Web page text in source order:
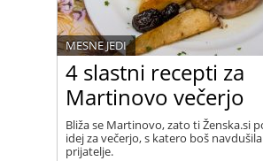
4 slastni recepti za
Martinovo večerjo
MESNE JEDI
Bliža se Martinovo, zato ti Ženska.si
idej za večerjo, s katero boš
prijatelje.